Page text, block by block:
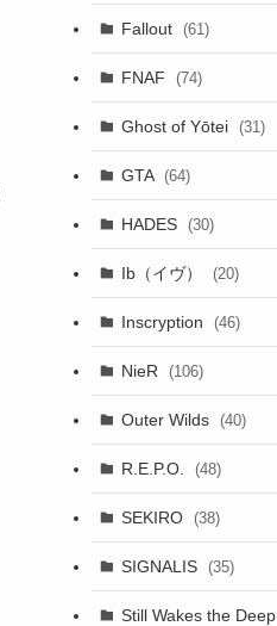
Fallout (61)
FNAF (74)
Ghost of Yōtei (31)
GTA (64)
HADES (30)
Ib（イヴ） (20)
Inscryption (46)
NieR (106)
Outer Wilds (40)
R.E.P.O. (48)
SEKIRO (38)
SIGNALIS (35)
Still Wakes the Deep